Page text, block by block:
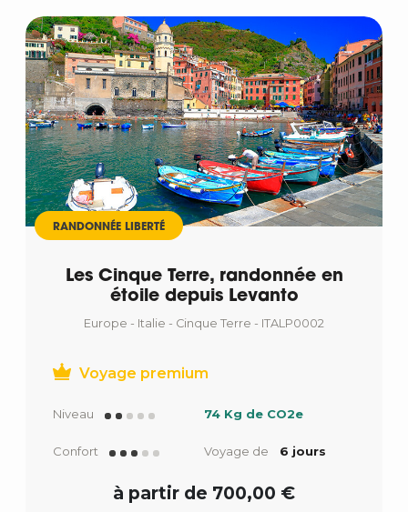
RANDONNÉE LIBERTÉ
Les Cinque Terre, randonnée en
étoile depuis Levanto
Europe - Italie - Cinque Terre - ITALP0002
Voyage premium
Niveau 74 Kg de CO2e
Confort Voyage de 6 jours
à partir de 700,00 €